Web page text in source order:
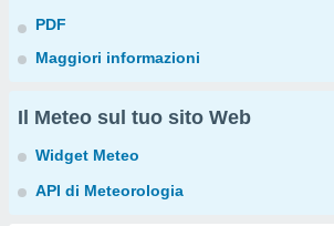
PDF
Maggiori informazioni
Il Meteo sul tuo sito Web
Widget Meteo
API di Meteorologia